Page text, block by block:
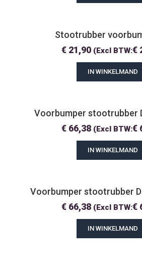
Stootrubber
€21,90 (Excl BTW:€
IN WINKELMAND
Voorbumper stootrubber
€66,38 (Excl BTW:€
IN WINKELMAND
Voorbumper stootrubber
€66,38 (Excl BTW:€
IN WINKELMAND